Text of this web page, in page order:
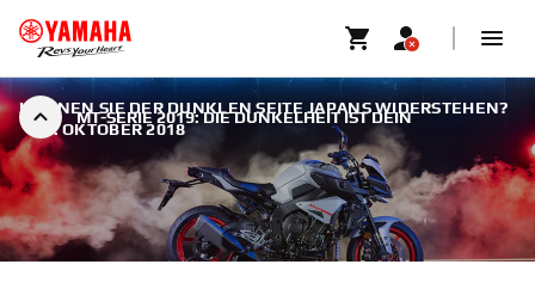
MT-SERIE 2019: DIE DUNKELHEIT IST DEIN
KÖNNEN SIE DER DUNKLEN SEITE JAPANS WIDERSTEHEN?
1. OKTOBER 2018